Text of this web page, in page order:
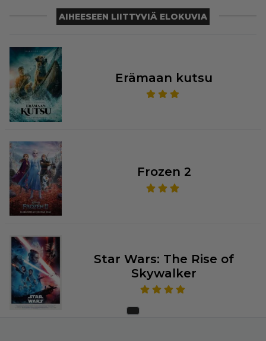
AIHEESEEN LIITTYVIÄ ELOKUVIA
Erämaan kutsu
Frozen 2
Star Wars: The Rise of
Skywalker